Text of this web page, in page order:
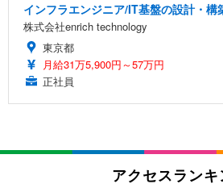
インフラエンジニア/IT基盤の設計・構
株式会社enrich technology
東京都
月給31万5,900円～57万円
正社員
アクセスランキ